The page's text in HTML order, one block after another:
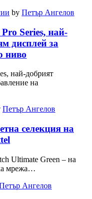
by Петър Ангелов
Series, най-
дисплей за
ниво
най-добрият
на
Петър Ангелов
селекция на
Ultimate Green – на
мрежа…
Ангелов